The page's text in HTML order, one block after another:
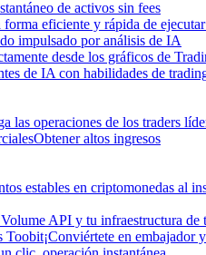
de activos sin fees
eficiente y rápida de
impulsado por análisis de IA
desde los gráficos de
de IA con habilidades de
las operaciones de los traders
Obtener altos ingresos
estables en criptomonedas al
API y tu infraestructura de
Toobit¡Conviértete en embajador